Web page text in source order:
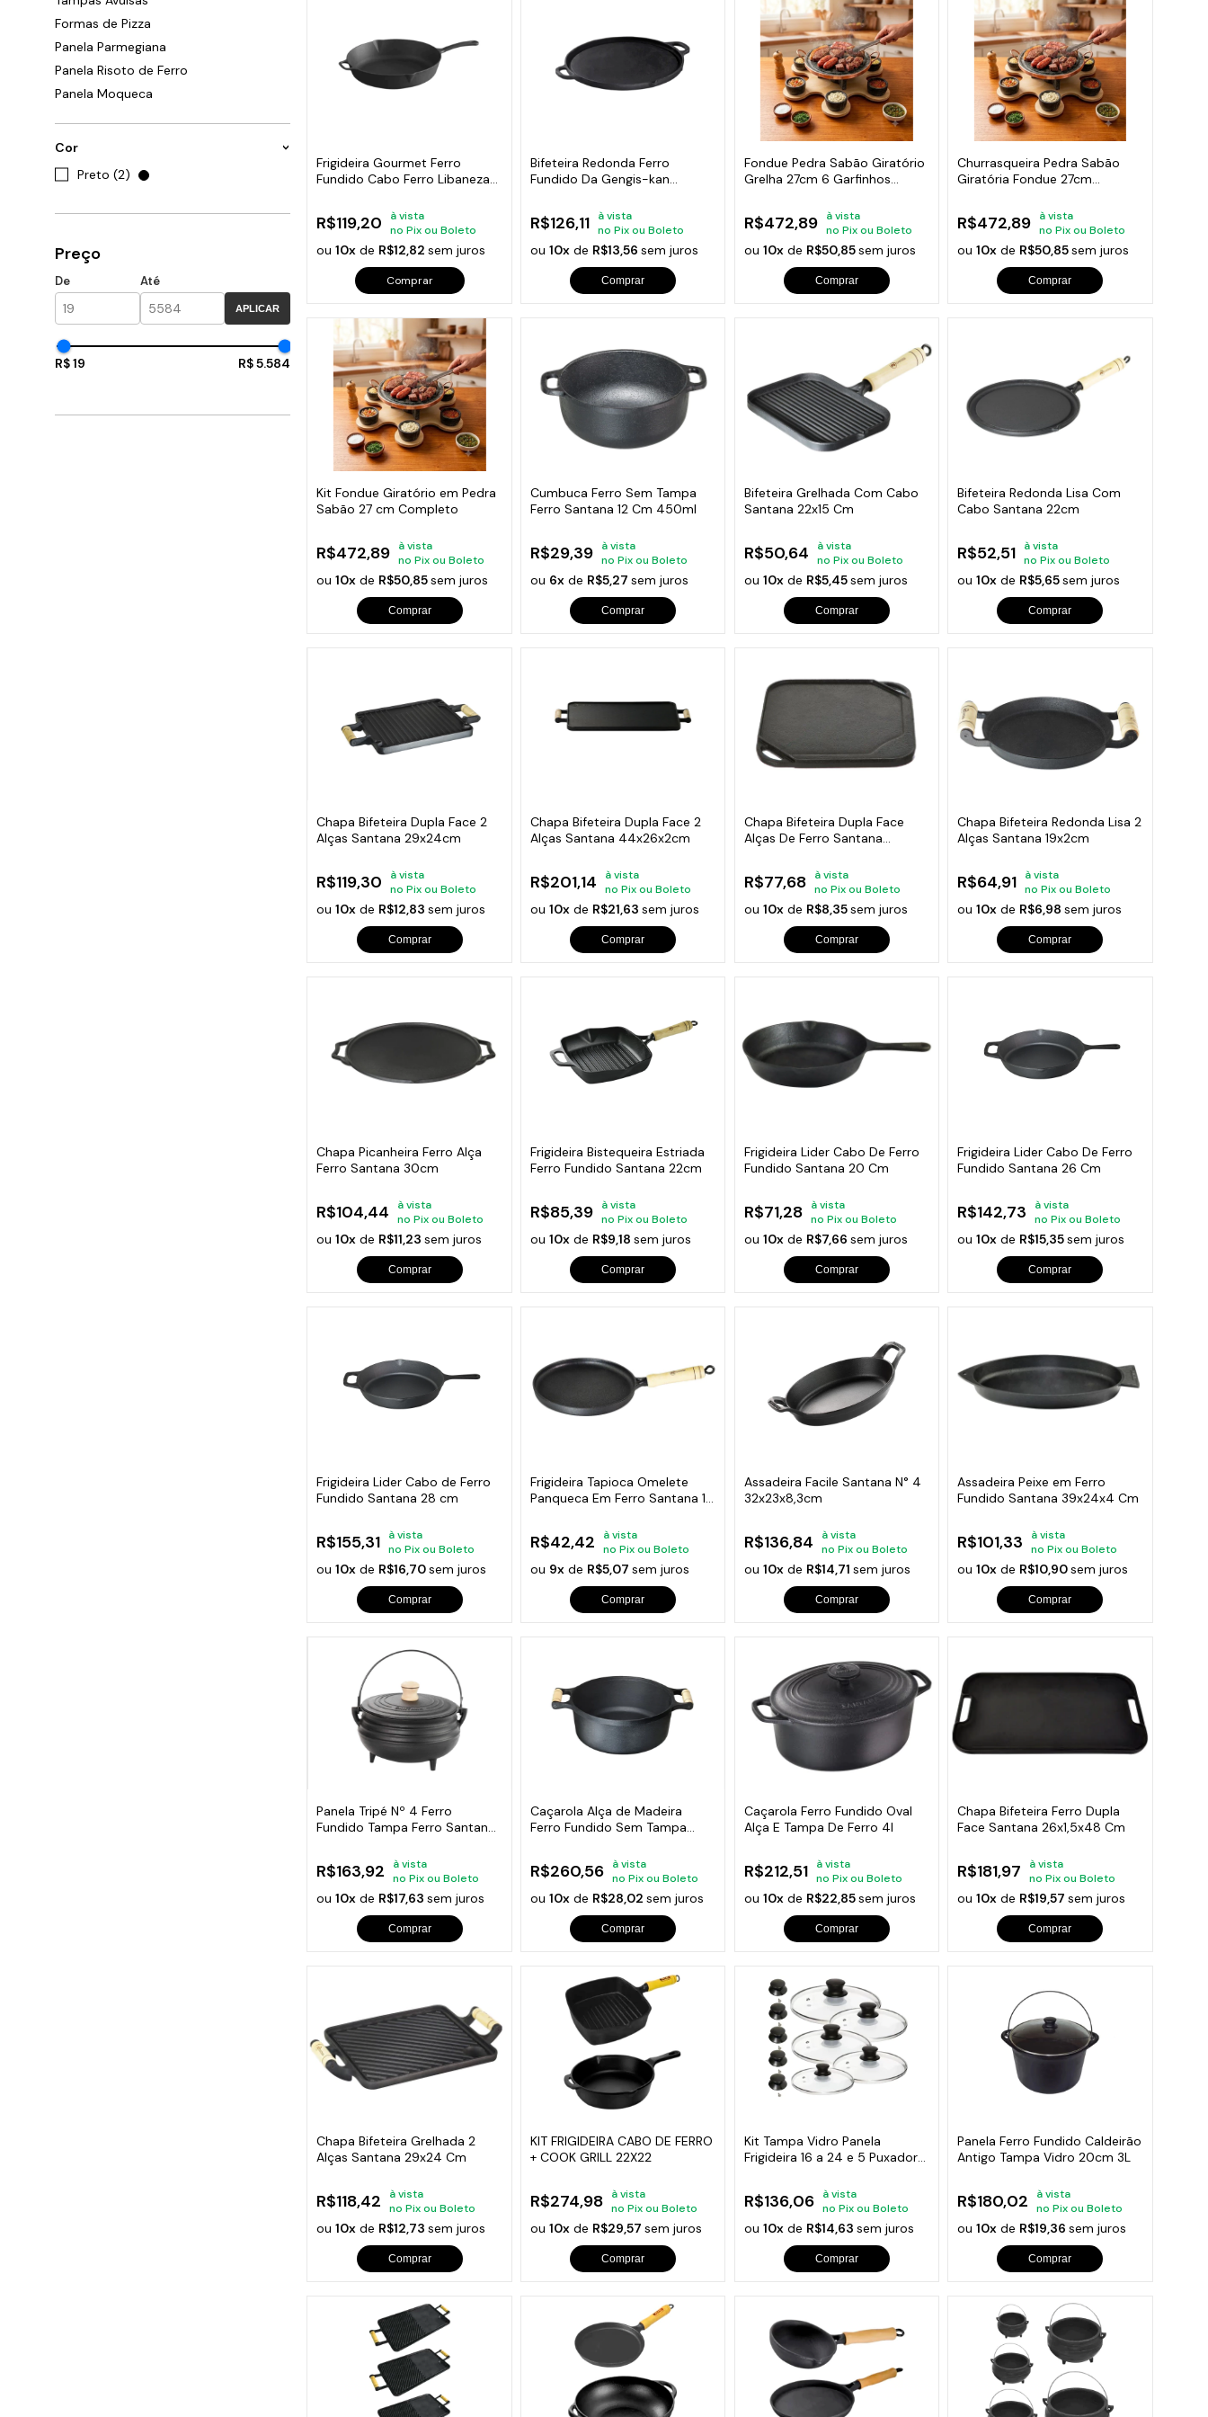
Acessorios para Piscinas
Ver Tudo
Formas de Pizza
Panela Parmegiana
Panela Risoto de Ferro
Panela Moqueca
Cor
Preto (2)
Preço
De Até
APLICAR
R$ 19 R$ 5.584
Frigideira Gourmet Ferro
Fundido Cabo Ferro Libaneza
R$119,20
à vista
no Pix ou Boleto
ou10x de R$12,82sem juros
Comprar
Bifeteira Redonda Ferro
Fundido Da Gengis-kan
R$126,11
à vista
no Pix ou Boleto
ou10x de R$13,56sem juros
Comprar
Fondue Pedra Sabão Giratório
Grelha 27cm 6 Garfinhos
R$472,89
à vista
no Pix ou Boleto
ou 10xde R$50,85sem juros
Comprar
Churrasqueira Pedra Sabão
Giratória Fondue 27cm
R$472,89
à vista
no Pix ou Boleto
ou10x de R$50,85sem juros
Comprar
Kit Fondue Giratório em Pedra
Sabão 27 cm Completo
R$472,89
à vista
no Pix ou Boleto
ou10x de R$50,85sem juros
Comprar
Cumbuca Ferro Sem Tampa
Ferro Santana 12 Cm 450ml
R$29,39
à vista
no Pix ou Boleto
ou 6x de R$5,27sem juros
Comprar
Bifeteira Grelhada Com Cabo
Santana 22x15 Cm
R$50,64
à vista
no Pix ou Boleto
ou 10xde R$5,45sem juros
Comprar
Bifeteira Redonda Lisa Com
Cabo Santana 22cm
R$52,51
à vista
no Pix ou Boleto
ou10x de R$5,65sem juros
Comprar
Chapa Bifeteira Dupla Face 2
Alças Santana 29x24cm
R$119,30
à vista
no Pix ou Boleto
ou10x de R$12,83sem juros
Comprar
Chapa Bifeteira Dupla Face 2
Alças Santana 44x26x2cm
R$201,14
à vista
no Pix ou Boleto
ou10x de R$21,63sem juros
Comprar
Chapa Bifeteira Dupla Face
Alças De Ferro Santana
R$77,68
à vista
no Pix ou Boleto
ou 10xde R$8,35sem juros
Comprar
Chapa Bifeteira Redonda Lisa 2
Alças Santana 19x2cm
R$64,91
à vista
no Pix ou Boleto
ou10x de R$6,98sem juros
Comprar
Chapa Picanheira Ferro Alça
Ferro Santana 30cm
R$104,44
à vista
no Pix ou Boleto
ou10x de R$11,23sem juros
Comprar
Frigideira Bistequeira Estriada
Ferro Fundido Santana 22cm
R$85,39
à vista
no Pix ou Boleto
ou10x de R$9,18sem juros
Comprar
Frigideira Lider Cabo De Ferro
Fundido Santana 20 Cm
R$71,28
à vista
no Pix ou Boleto
ou 10xde R$7,66 sem juros
Comprar
Frigideira Lider Cabo De Ferro
Fundido Santana 26 Cm
R$142,73
à vista
no Pix ou Boleto
ou10x de R$15,35sem juros
Comprar
Frigideira Lider Cabo de Ferro
Fundido Santana 28 cm
R$155,31
à vista
no Pix ou Boleto
ou10x de R$16,70sem juros
Comprar
Frigideira Tapioca Omelete
Panqueca Em Ferro Santana 18
R$42,42
à vista
no Pix ou Boleto
ou 9x de R$5,07sem juros
Comprar
Assadeira Facile Santana N° 4
32x23x8,3cm
R$136,84
à vista
no Pix ou Boleto
ou 10xde R$14,71 sem juros
Comprar
Assadeira Peixe em Ferro
Fundido Santana 39x24x4 Cm
R$101,33
à vista
no Pix ou Boleto
ou10x de R$10,90sem juros
Comprar
Panela Tripé Nº 4 Ferro
Fundido Tampa Ferro Santana
R$163,92
à vista
no Pix ou Boleto
ou10x de R$17,63sem juros
Comprar
Caçarola Alça de Madeira
Ferro Fundido Sem Tampa
R$260,56
à vista
no Pix ou Boleto
ou10x de R$28,02sem juros
Comprar
Caçarola Ferro Fundido Oval
Alça E Tampa De Ferro 4l
R$212,51
à vista
no Pix ou Boleto
ou 10xde R$22,85sem juros
Comprar
Chapa Bifeteira Ferro Dupla
Face Santana 26x1,5x48 Cm
R$181,97
à vista
no Pix ou Boleto
ou10x de R$19,57sem juros
Comprar
Chapa Bifeteira Grelhada 2
Alças Santana 29x24 Cm
R$118,42
à vista
no Pix ou Boleto
ou10x de R$12,73sem juros
Comprar
KIT FRIGIDEIRA CABO DE FERRO
+ COOK GRILL 22X22
R$274,98
à vista
no Pix ou Boleto
ou10x de R$29,57sem juros
Comprar
Kit Tampa Vidro Panela
Frigideira 16 a 24 e 5 Puxador
R$136,06
à vista
no Pix ou Boleto
ou 10xde R$14,63 sem juros
Comprar
Panela Ferro Fundido Caldeirão
Antigo Tampa Vidro 20cm 3L
R$180,02
à vista
no Pix ou Boleto
ou10x de R$19,36sem juros
Comprar